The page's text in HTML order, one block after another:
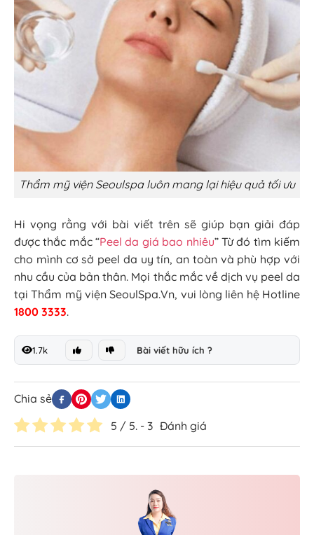
Thẩm mỹ viện Seoulspa luôn mang lại hiệu quả tối ưu
Hi vọng rằng với bài viết trên sẽ giúp bạn giải đáp
được thắc mắc “Peel da giá bao nhiêu” Từ đó tìm kiếm
cho mình cơ sở peel da uy tín, an toàn và phù hợp với
nhu cầu của bản thân. Mọi thắc mắc về dịch vụ peel da
tại Thẩm mỹ viện SeoulSpa.Vn, vui lòng liên hệ Hotline
1800 3333.
1.7k Bài viết hữu ích ?
Chia sẻ
Đánh giá
5 / 5. - 3